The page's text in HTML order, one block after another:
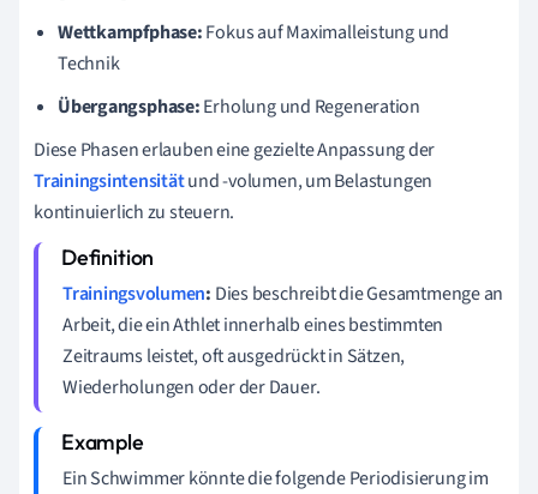
Wettkampfphase:Fokus auf Maximalleistung und
Technik
Übergangsphase:Erholung und Regeneration
Diese Phasen erlauben eine gezielte Anpassung der
Trainingsintensitätund -volumen, um Belastungen
kontinuierlich zu steuern.
Trainingsvolumen: Dies beschreibt die Gesamtmenge an
Arbeit, die ein Athlet innerhalb eines bestimmten
Zeitraums leistet, oft ausgedrückt in Sätzen,
Wiederholungen oder der Dauer.
Ein Schwimmer könnte die folgende Periodisierung im